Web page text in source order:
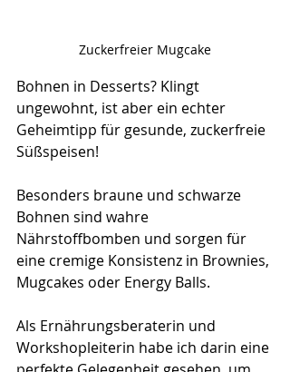
Zuckerfreier Mugcake
Bohnen in Desserts? Klingt
ungewohnt, ist aber ein echter
Geheimtipp für gesunde, zuckerfreie
Süßspeisen!
Besonders braune und schwarze
Bohnen sind wahre
Nährstoffbomben und sorgen für
eine cremige Konsistenz in Brownies,
Mugcakes oder Energy Balls.
Als Ernährungsberaterin und
Workshopleiterin habe ich darin eine